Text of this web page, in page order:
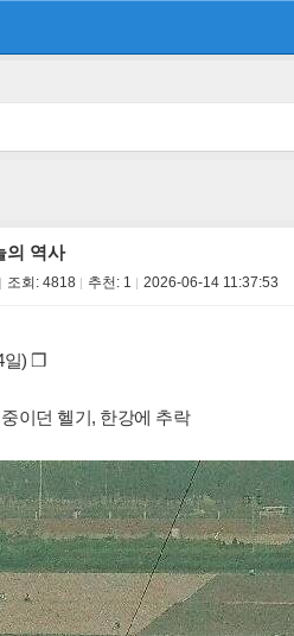
의 역사
조회: 4818 추천: 1 2026-06-14 11:37:53
일) ❒
이던 헬기, 한강에 추락